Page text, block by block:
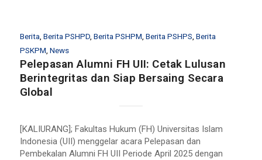
Berita Berita PSHPD, Berita PSHPM Berita PSHPS Berita
PSKPM News
Pelepasan Alumni FH UII: Cetak Lulusan
Berintegritas dan Siap Bersaing Secara
Global
[KALIURANG]; Fakultas Hukum (FH) Universitas Islam
Indonesia (UII) menggelar acara Pelepasan dan
Pembekalan Alumni FH UII Periode April 2025 dengan